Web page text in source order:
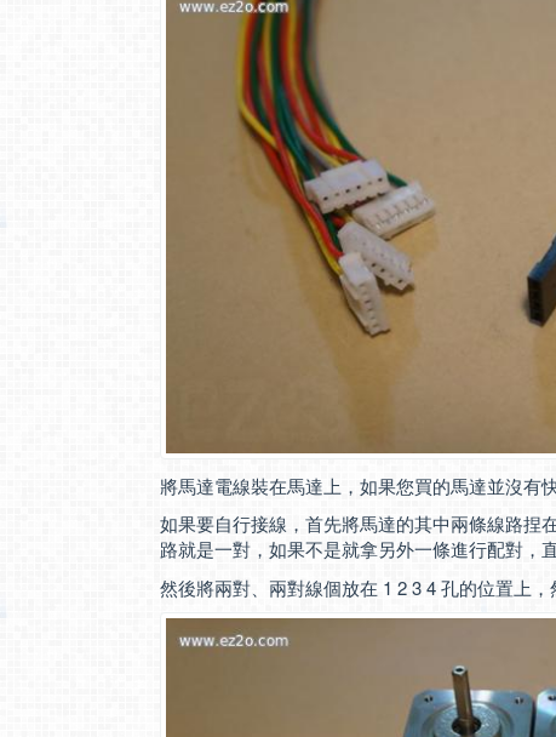
將馬達電線裝在馬達上，如果您買的馬達並沒有
如果要自行接線，首先將馬達的其中兩條線路捏
路就是一對，如果不是就拿另外一條進行配對，
然後將兩對、兩對線個放在 1 2 3 4 孔的位置上，